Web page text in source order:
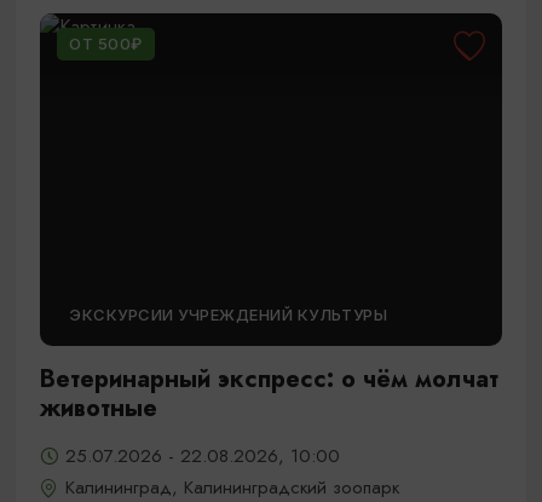
ОТ 500₽
ЭКСКУРСИИ УЧРЕЖДЕНИЙ КУЛЬТУРЫ
Ветеринарный экспресс: о чём молчат
животные
25.07.2026 - 22.08.2026, 10:00
Калининград, Калининградский зоопарк